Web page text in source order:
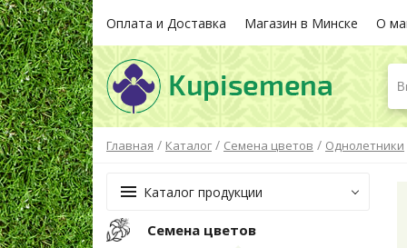
Оплата и Доставка Магазин в Минске О
Главная / Каталог / Семена цветов / Однолетники
Каталог продукции
Семена цветов